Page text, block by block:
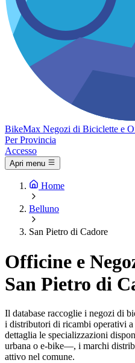
BikeMax Negozi di Biciclette e
Per Provincia
Accesso
Apri menu
Home
Belluno
San Pietro di Cadore
Officine e
San Pietro di
Il database raccoglie i negozi di
i distributori di ricambi operativi
dettaglia le specializzazioni
urbana o e-bike—, i marchi
attivo nel comune.